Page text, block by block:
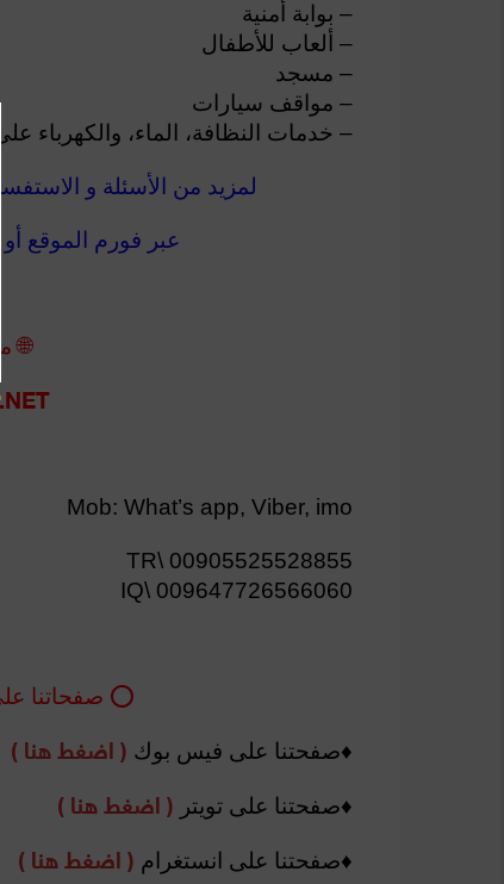
– بوابة أمنية
– ألعاب للأطفال
– مسجد
– مواقف سيارات
– خدمات النظافة، الماء، والكهرباء
لمزيد من الأسئلة و
عبر فورم الموقع أو
🌐
Mob: What’s app, Viber, imo
TR\ 00905525528855
IQ\ 009647726566060
⭕️ صفحاتنا
♦️صفحتنا على فيس بوك ( اضغط هنا )
♦️صفحتنا على تويتر ( اضغط هنا )
♦️صفحتنا على انستغرام ( اضغط هنا )